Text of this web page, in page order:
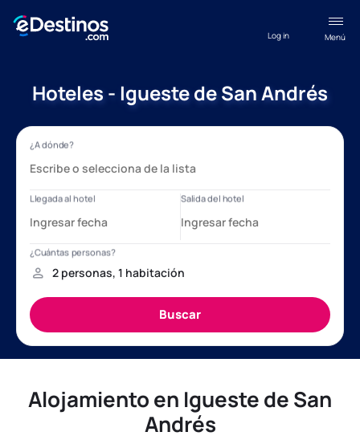
Menú
Log in
Hoteles - Igueste de San Andrés
Alojamiento en Igueste de San
Andrés